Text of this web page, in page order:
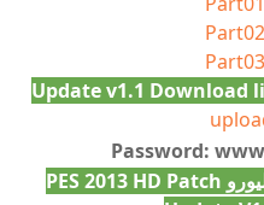
v1.1 Download
Password:
التحديث الثاني للباتش ابديت اليورو PES 2013 HD Patch